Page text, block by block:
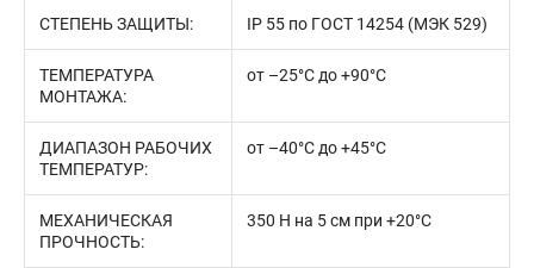
СТЕПЕНЬ ЗАЩИТЫ: IP 55 по ГОСТ 14254 (МЭК 529)
ТЕМПЕРАТУРА
МОНТАЖА:
от –25°С до +90°С
ДИАПАЗОН РАБОЧИХ
ТЕМПЕРАТУР:
от –40°С до +45°С
МЕХАНИЧЕСКАЯ
ПРОЧНОСТЬ:
350 Н на 5 см при +20°С